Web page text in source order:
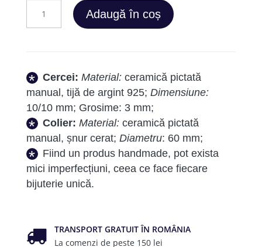
Northern
Adaugă în coș
Cercei: Material:ceramică pictată
manual, tijă de argint 925; Dimensiune:
10/10 mm; Grosime: 3 mm;
Colier: Material:ceramică pictată
manual, șnur cerat; Diametru: 60 mm;
Fiind un produs handmade, pot exista
mici imperfecțiuni, ceea ce face fiecare
bijuterie unică.
TRANSPORT GRATUIT ÎN ROMÂNIA
La comenzi de peste 150 lei